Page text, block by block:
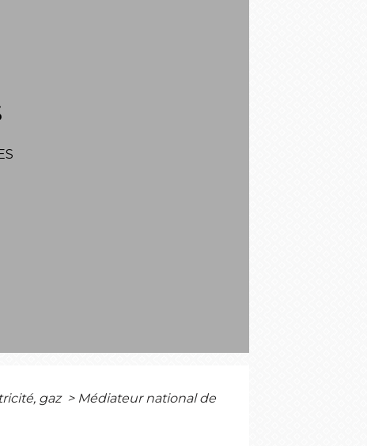
gaz > Médiateur national de